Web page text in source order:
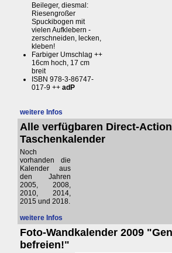
Beileger, diesmal:
Riesengroßer
Spuckibogen mit
vielen Aufklebern -
zerschneiden, lecken,
kleben!
Farbiger Umschlag ++
16cm hoch, 17 cm
breit
ISBN 978-3-86747-
017-9 ++ adP
weitere Infos
Alle verfügbaren Direct-
Taschenkalender
Noch
vorhanden die
Kalender aus
den Jahren
2005, 2008,
2010, 2014,
2015 und 2018.
weitere Infos
Foto-Wandkalender 2009
befreien!"